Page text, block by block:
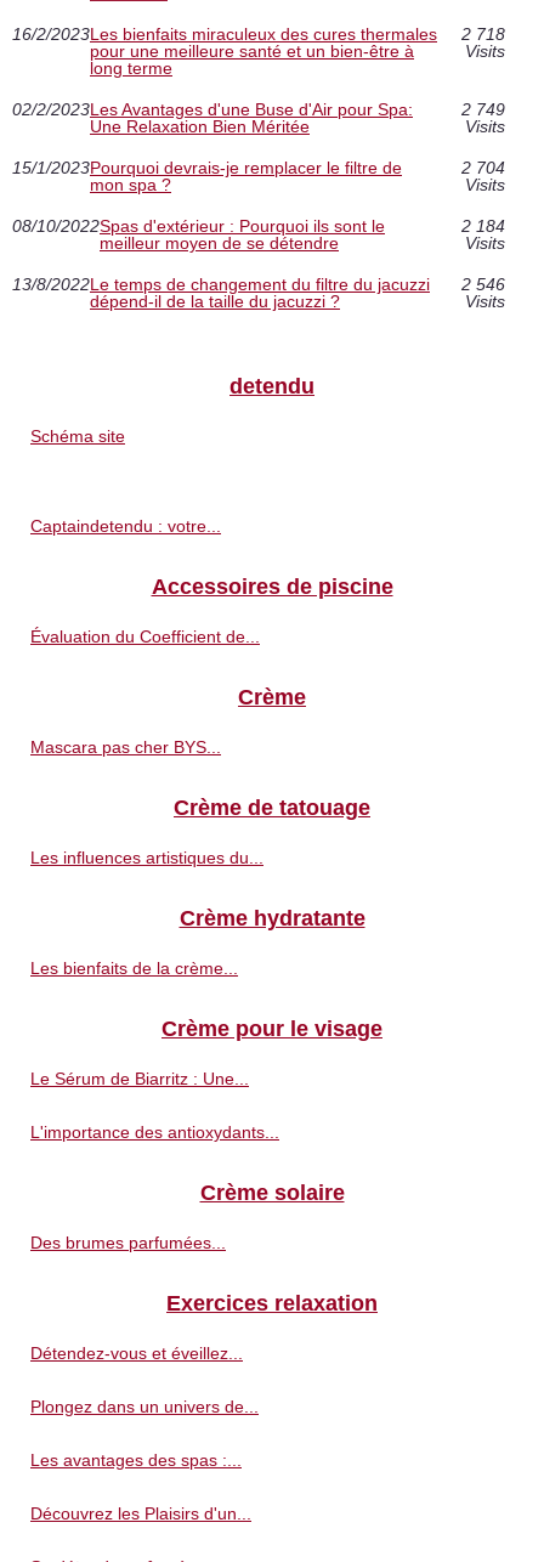
16/2/2023Les bienfaits miraculeux des cures thermales
pour une meilleure santé et un bien-être à
long terme
2 718
Visits
02/2/2023Les Avantages d'une Buse d'Air pour Spa:
Une Relaxation Bien Méritée
2 749
Visits
15/1/2023Pourquoi devrais-je remplacer le filtre de
mon spa ?
2 704
Visits
08/10/2022Spas d'extérieur : Pourquoi ils sont le
meilleur moyen de se détendre
2 184
Visits
13/8/2022Le temps de changement du filtre du jacuzzi
dépend-il de la taille du jacuzzi ?
2 546
Visits
detendu
Schéma site
Captaindetendu : votre...
Accessoires de piscine
Évaluation du Coefficient de...
Crème
Mascara pas cher BYS...
Crème de tatouage
Les influences artistiques du...
Crème hydratante
Les bienfaits de la crème...
Crème pour le visage
Le Sérum de Biarritz : Une...
L'importance des antioxydants...
Crème solaire
Des brumes parfumées...
Exercices relaxation
Détendez-vous et éveillez...
Plongez dans un univers de...
Les avantages des spas :...
Découvrez les Plaisirs d'un...